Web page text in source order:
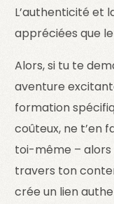
L’authenticité et
appréciées que
Alors, si tu te
aventure
formation
coûteux, ne t’en
toi-même –
travers ton
crée un lien